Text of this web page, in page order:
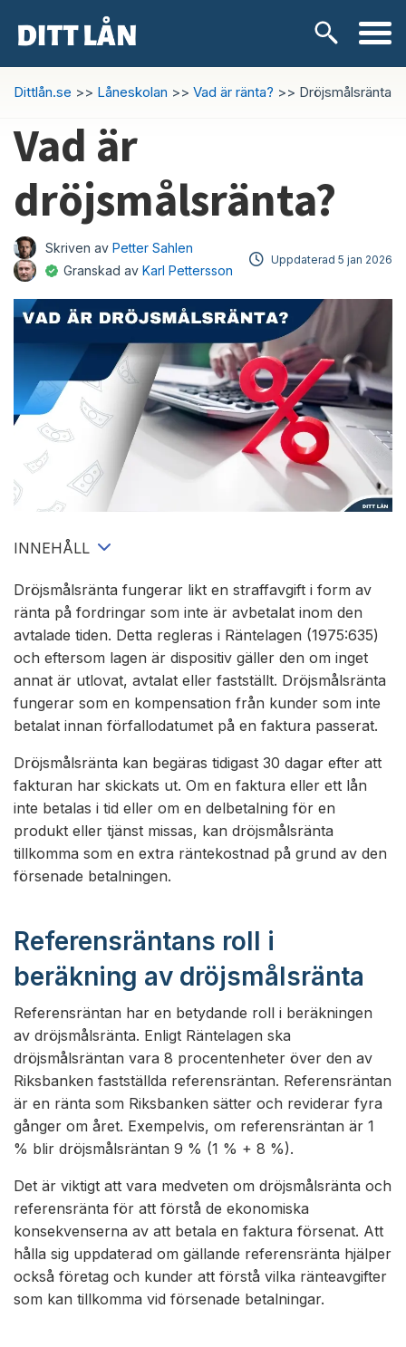
Lånetyper
Snabblån
Kontokredit
Privatlån
Låneförmedlare
Samlingslån
Lånebehov
Lån utan UC
Lån med direktutbetalning
Lån med betalningsanmärkning
Lån utan inkomst
Akutlån
Nya lån
Swish lån
Lån utan ränta
Långivare
Om oss
Dittlån.se >> Låneskolan >> Vad är ränta? >> Dröjsmålsränta
Vad är
dröjsmålsränta?
Skriven av Petter Sahlen
Granskad av Karl Pettersson
Uppdaterad 5 jan 2026
INNEHÅLL
Dröjsmålsränta fungerar likt en straffavgift i form av
ränta på fordringar som inte är avbetalat inom den
avtalade tiden. Detta regleras i Räntelagen (1975:635)
och eftersom lagen är dispositiv gäller den om inget
annat är utlovat, avtalat eller fastställt. Dröjsmålsränta
fungerar som en kompensation från kunder som inte
betalat innan förfallodatumet på en faktura passerat.
Dröjsmålsränta kan begäras tidigast 30 dagar efter att
fakturan har skickats ut. Om en faktura eller ett lån
inte betalas i tid eller om en delbetalning för en
produkt eller tjänst missas, kan dröjsmålsränta
tillkomma som en extra räntekostnad på grund av den
försenade betalningen.
Referensräntans roll i
beräkning av dröjsmålsränta
Referensräntan har en betydande roll i beräkningen
av dröjsmålsränta. Enligt Räntelagen ska
dröjsmålsräntan vara 8 procentenheter över den av
Riksbanken fastställda referensräntan. Referensräntan
är en ränta som Riksbanken sätter och reviderar fyra
gånger om året. Exempelvis, om referensräntan är 1
% blir dröjsmålsräntan 9 % (1 % + 8 %).
Det är viktigt att vara medveten om dröjsmålsränta och
referensränta för att förstå de ekonomiska
konsekvenserna av att betala en faktura försenat. Att
hålla sig uppdaterad om gällande referensränta hjälper
också företag och kunder att förstå vilka ränteavgifter
som kan tillkomma vid försenade betalningar.